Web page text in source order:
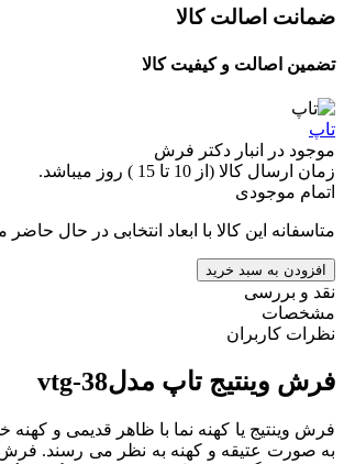
ضمانت اصالت کالا
تضمین اصالت و کیفیت کالا
تاپ
موجود در انبار دکتر فرش
زمان ارسال کالا (از 10 تا 15 ) روز میباشد.
اتمام موجودی
متاسفانه این کالا با ابعاد انتخابی در حال
افزودن به سبد خرید
نقد و بررسی
مشخصات
نظرات کاربران
فرش وینتیج تاپ مدلvtg-38
فرش وینتیج یا کهنه نما با ظاهر قدیمی و
به صورت عتیقه و کهنه به نظر می رسند. فرش